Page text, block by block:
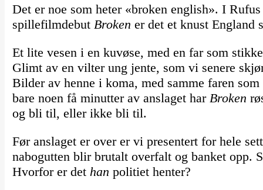
Det er noe som heter «broken english». I
spillefilmdebut Broken er det et knust England
Et lite vesen i en kuvøse, med en far som
Glimt av en vilter ung jente, som vi senere
Bilder av henne i koma, med samme faren
bare noen få minutter av anslaget har Broken
og bli til, eller ikke bli til.
Før anslaget er over er vi presentert for hele
nabogutten blir brutalt overfalt og banket opp.
Hvorfor er det han politiet henter?